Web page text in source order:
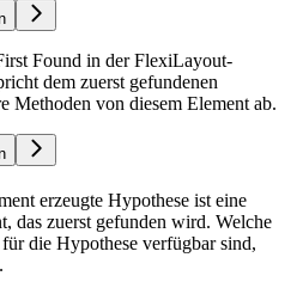
Found in der FlexiLayout-
dem zuerst gefundenen
Methoden von diesem Element ab.
erzeugte Hypothese ist eine
das zuerst gefunden wird. Welche
die Hypothese verfügbar sind,